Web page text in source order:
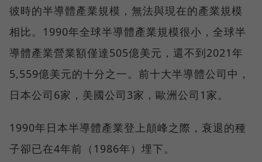
彼時的半導體產業規模，無法與現在的產業規模
相比。1990年全球半導體產業規模很小，全球半
導體產業營業額僅達505億美元，還不到2021年
5,559億美元的十分之一。前十大半導體公司中，
日本公司6家，美國公司3家，歐洲公司1家。
1990年日本半導體產業登上顛峰之際，衰退的種
子卻已在4年前（1986年）埋下。